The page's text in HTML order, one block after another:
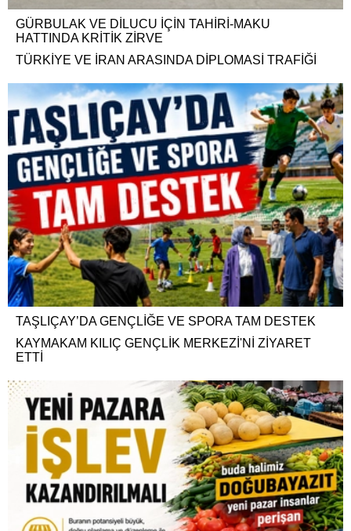
GÜRBULAK VE DİLUCU İÇİN TAHİRİ-MAKU
HATTINDA KRİTİK ZİRVE
TÜRKİYE VE İRAN ARASINDA DİPLOMASİ TRAFİĞİ
TAŞLIÇAY’DA GENÇLİĞE VE SPORA TAM DESTEK
KAYMAKAM KILIÇ GENÇLİK MERKEZİ'Nİ ZİYARET
ETTİ